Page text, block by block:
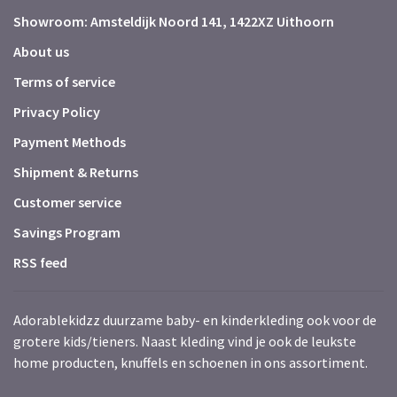
Showroom: Amsteldijk Noord 141, 1422XZ Uithoorn
About us
Terms of service
Privacy Policy
Payment Methods
Shipment & Returns
Customer service
Savings Program
RSS feed
Adorablekidzz duurzame baby- en kinderkleding ook voor de
grotere kids/tieners. Naast kleding vind je ook de leukste
home producten, knuffels en schoenen in ons assortiment.